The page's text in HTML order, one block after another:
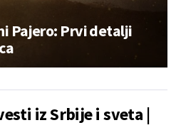
Pajero: Prvi detalji
iz Srbije i sveta |